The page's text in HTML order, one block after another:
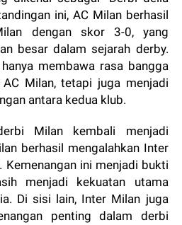
ini, AC Milan berhasil
dengan skor 3-0, yang
besar dalam sejarah derby.
membawa rasa bangga
Milan, tetapi juga menjadi
antara kedua klub.
Milan kembali menjadi
berhasil mengalahkan Inter
Kemenangan ini menjadi bukti
menjadi kekuatan utama
Di sisi lain, Inter Milan juga
penting dalam derbi